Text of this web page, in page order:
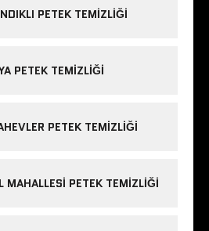
PETEK TEMIZLIĞI
PETEK TEMIZLIĞI
PETEK TEMIZLIĞI
MAHALLESI PETEK TEMIZLIĞI